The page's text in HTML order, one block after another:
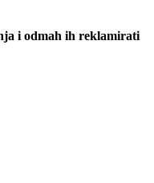
i odmah ih reklamirati